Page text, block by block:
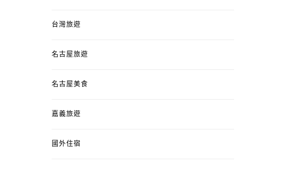
台灣旅遊
名古屋旅遊
名古屋美食
嘉義旅遊
國外住宿